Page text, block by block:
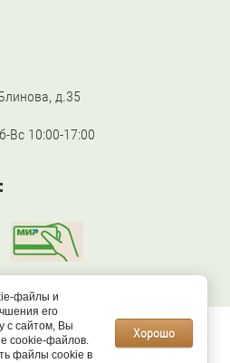
д.35
Вс 10:00-17:00
ДМИТРИЕВНА (ИП)”
файлы и
его
с сайтом, Вы
cookie-файлов.
файлы cookie в
Хорошо